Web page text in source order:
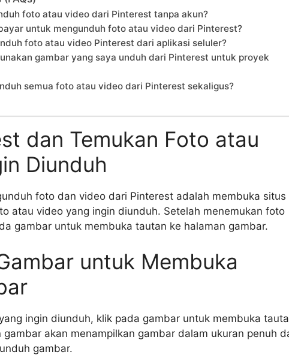
foto atau video dari Pinterest tanpa akun?
untuk mengunduh foto atau video dari Pinterest?
foto atau video Pinterest dari aplikasi seluler?
gambar yang saya unduh dari Pinterest untuk proyek
semua foto atau video dari Pinterest sekaligus?
dan Temukan Foto atau
Diunduh
foto dan video dari Pinterest adalah membuka situs
atau video yang ingin diunduh. Setelah menemukan foto
gambar untuk membuka tautan ke halaman gambar.
untuk Membuka
ingin diunduh, klik pada gambar untuk membuka
akan menampilkan gambar dalam ukuran penuh
gambar.